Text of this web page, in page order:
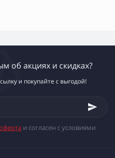
об акциях и скидках?
и покупайте с выгодой!
и согласен с условиями